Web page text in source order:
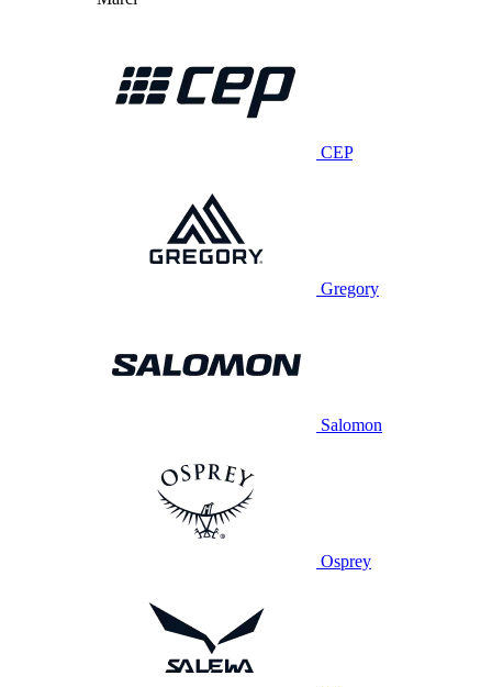
CEP
Gregory
Salomon
Osprey